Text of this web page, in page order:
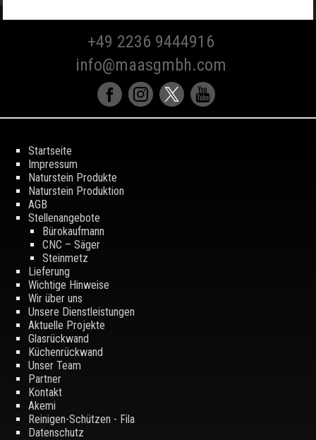
+49 2236 9444916
info@maasgmbh.com
Startseite
Impressum
Naturstein Produkte
Naturstein Produktion
AGB
Stellenangebote
Bürokaufmann
CNC – Säger
Steinmetz
Lieferung
Wichtige Hinweise
Wir über uns
Unsere Dienstleistungen
Aktuelle Projekte
Glasrückwand
Küchenrückwand
Unser Team
Partner
Kontakt
Akemi
Reinigen-Schützen - Fila
Datenschutz